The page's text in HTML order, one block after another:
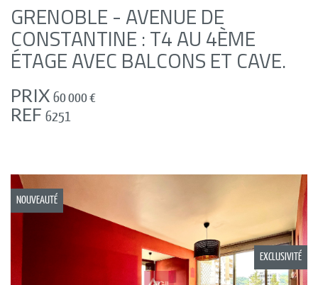
GRENOBLE - AVENUE DE
CONSTANTINE : T4 AU 4ÈME
ÉTAGE AVEC BALCONS ET CAVE.
PRIX 60 000€
REF 6251
EXCLUSIVITÉ
NOUVEAUTÉ